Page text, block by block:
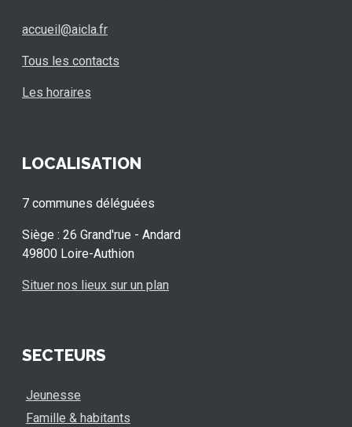
accueil@aicla.fr
Tous les contacts
Les horaires
LOCALISATION
7 communes déléguées
Siège : 26 Grand'rue - Andard
49800 Loire-Authion
Situer nos lieux sur un plan
SECTEURS
Jeunesse
Famille & habitants